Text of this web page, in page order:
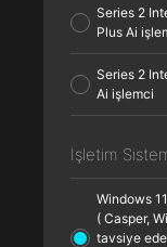
Series 2
Plus Ai
Series 2
Ai işlemci
İşletim
Windows
( Casper,
tavsiye